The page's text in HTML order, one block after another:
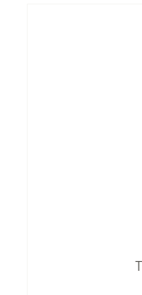
Penal do Consumo